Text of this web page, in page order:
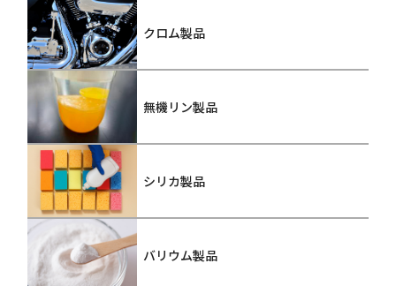
クロム製品
無機リン製品
シリカ製品
バリウム製品